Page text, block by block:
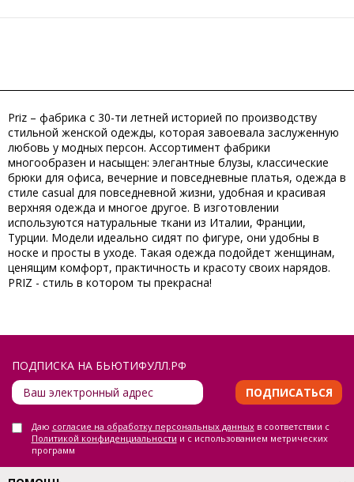
Priz – фабрика с 30-ти летней историей по производству
стильной женской одежды, которая завоевала заслуженную
любовь у модных персон. Ассортимент фабрики
многообразен и насыщен: элегантные блузы, классические
брюки для офиса, вечерние и повседневные платья, одежда в
стиле casual для повседневной жизни, удобная и красивая
верхняя одежда и многое другое. В изготовлении
используются натуральные ткани из Италии, Франции,
Турции. Модели идеально сидят по фигуре, они удобны в
носке и просты в уходе. Такая одежда подойдет женщинам,
ценящим комфорт, практичность и красоту своих нарядов.
PRIZ - cтиль в котором ты прекрасна!
ПОДПИСКА НА БЬЮТИФУЛЛ.РФ
ПОДПИСАТЬСЯ
Даю согласие на обработку персональных данныхв соответствии с
Политикой конфиденциальности и с использованием метрических
программ